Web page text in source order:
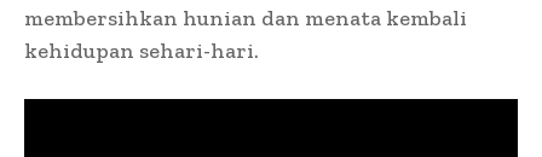
membersihkan hunian dan menata kembali
kehidupan sehari-hari.